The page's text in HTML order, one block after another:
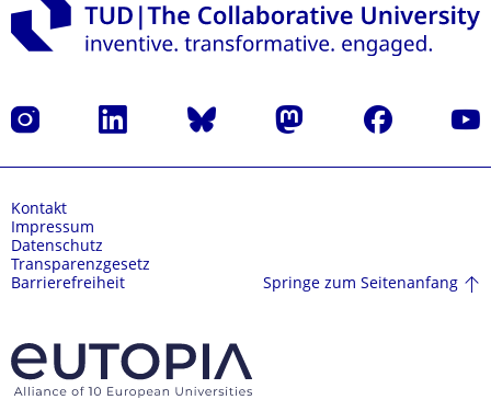
Instagram LinkedIn Bluesky Mastodon Facebook
Kontakt
Impressum
Datenschutz
Transparenzgesetz
Barrierefreiheit
Springe zum Seitenanfang